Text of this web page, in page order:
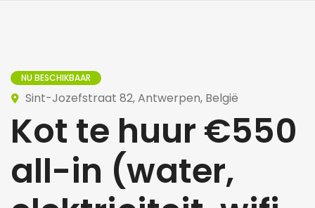
NU BESCHIKBAAR
Sint-Jozefstraat 82, Antwerpen, België
Kot te huur €550
all-in (water,